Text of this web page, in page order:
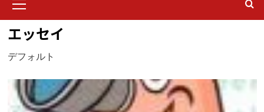
イ
ン
メ
ュ
エッセイ
デフォルト